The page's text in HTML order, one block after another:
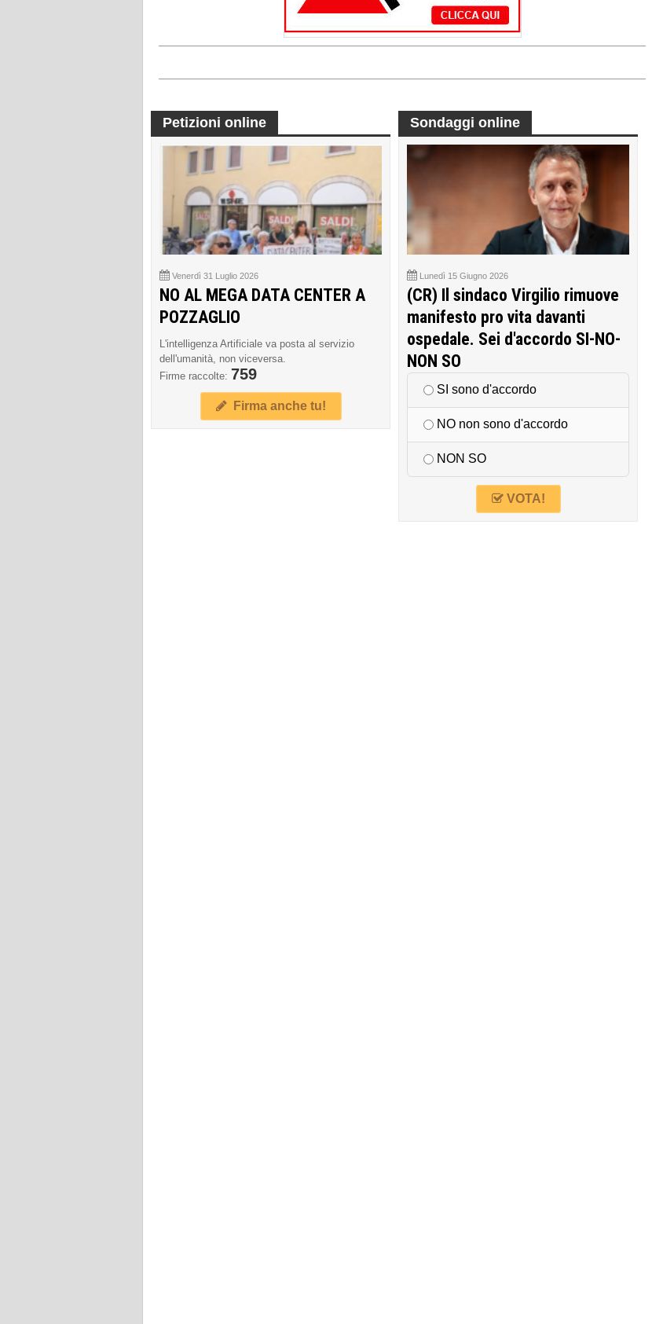
Petizioni online
Venerdì 31 Luglio 2026
NO AL MEGA DATA CENTER A
POZZAGLIO
L'intelligenza Artificiale va posta al servizio
dell'umanità, non viceversa.
Firme raccolte: 759
Firma anche tu!
Sondaggi online
Lunedì 15 Giugno 2026
(CR) Il sindaco Virgilio rimuove
manifesto pro vita davanti
ospedale. Sei d'accordo SI-NO-
NON SO
SI sono d'accordo
NO non sono d'accordo
NON SO
VOTA!